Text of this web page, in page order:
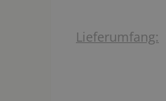
Lieferumfang: